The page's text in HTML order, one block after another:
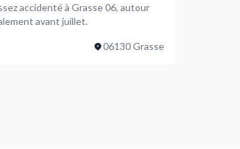
accidenté à Grasse 06, autour
légalement avant juillet.
06130 Grasse